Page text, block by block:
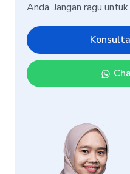
Anda. Jangan ragu